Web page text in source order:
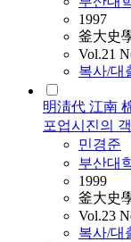
1997
釜大史
Vol.21
복사/대
明淸代 江南
포업시진의
민경준
부산대
1999
釜大史
Vol.23
복사/대